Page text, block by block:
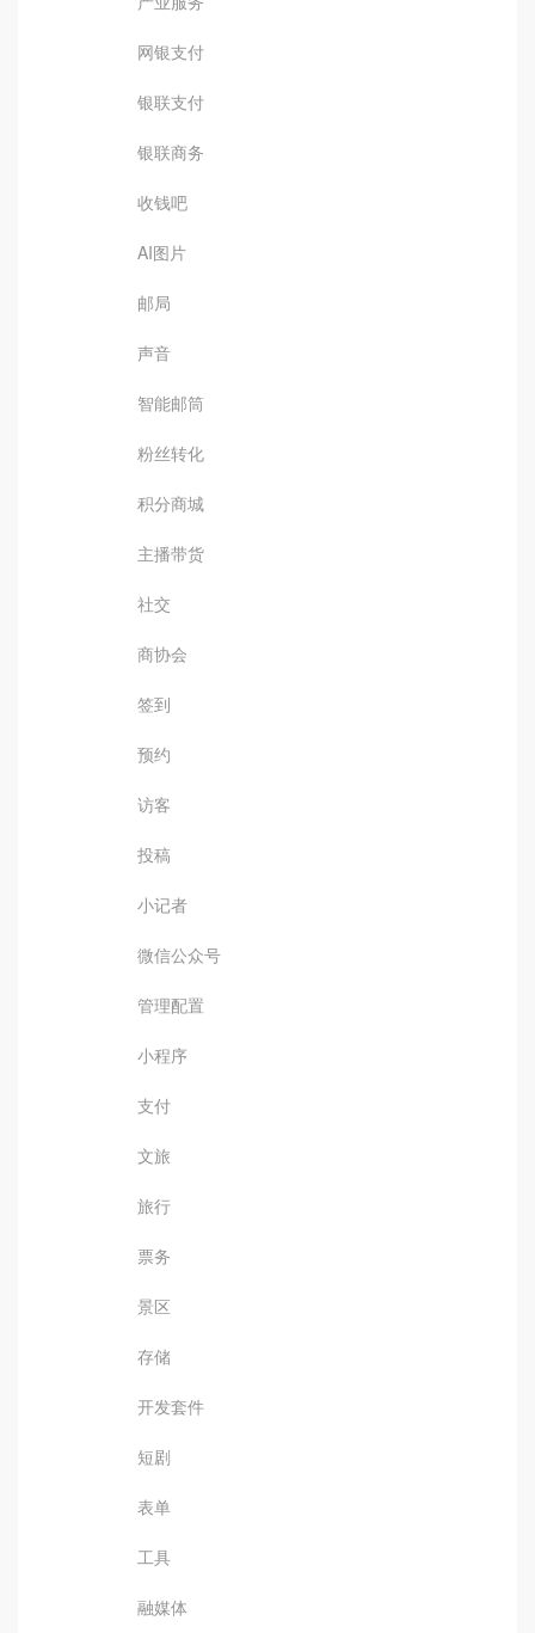
网银支付
银联支付
银联商务
收钱吧
AI图片
邮局
声音
智能邮筒
粉丝转化
积分商城
主播带货
社交
商协会
签到
预约
访客
投稿
小记者
微信公众号
管理配置
小程序
支付
文旅
旅行
票务
景区
存储
开发套件
短剧
表单
工具
融媒体